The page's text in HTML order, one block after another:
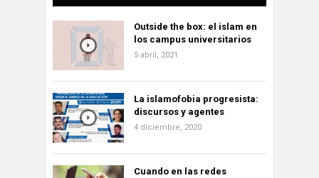
Outside the box: el islam en
los campus universitarios
5 abril, 2021
La islamofobia progresista:
discursos y agentes
4 diciembre, 2020
Cuando en las redes